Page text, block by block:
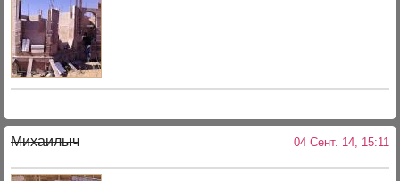
Михаилыч 04 Сент. 14, 15:11